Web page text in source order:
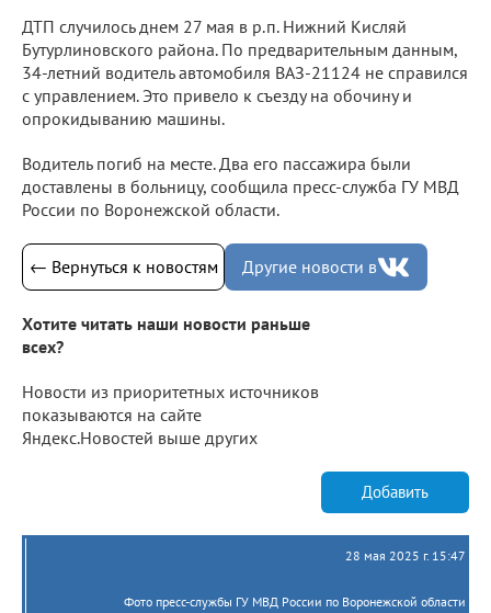
ДТП случилось днем 27 мая в р.п. Нижний Кисляй
Бутурлиновского района. По предварительным данным,
34-летний водитель автомобиля ВАЗ-21124 не справился
с управлением. Это привело к съезду на обочину и
опрокидыванию машины.
Водитель погиб на месте. Два его пассажира были
доставлены в больницу, сообщила пресс-служба ГУ МВД
России по Воронежской области.
← Вернуться к новостям Другие новости в
Хотите читать наши новости раньше
всех?
Новости из приоритетных источников
показываются на сайте
Яндекс.Новостей выше других
Добавить
28 мая 2025 г. 15:47
Фото пресс-службы ГУ МВД России по Воронежской области